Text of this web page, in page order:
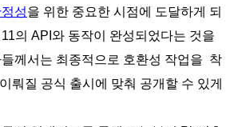
성을 위한 중요한 시점에 도달하게 되
의 API와 동작이 완성되었다는 것을
께서는 최종적으로 호환성 작업을 착
뤄질 공식 출시에 맞춰 공개할 수 있게